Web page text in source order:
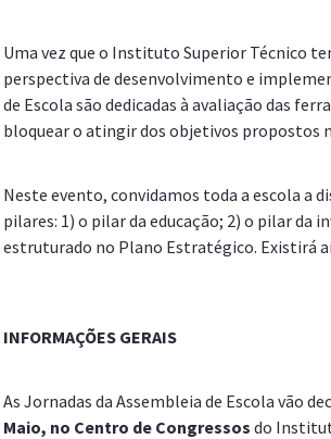
Uma vez que o Instituto Superior Técnico
perspectiva de desenvolvimento e
de Escola são dedicadas à avaliação das
bloquear o atingir dos objetivos propostos
Neste evento, convidamos toda a escola a
pilares: 1) o pilar da educação; 2) o pilar
estruturado no Plano Estratégico. Existirá
INFORMAÇÕES GERAIS
As Jornadas da Assembleia de Escola vão
Maio, no Centro de Congressos do
[Pilar da
Implementação e